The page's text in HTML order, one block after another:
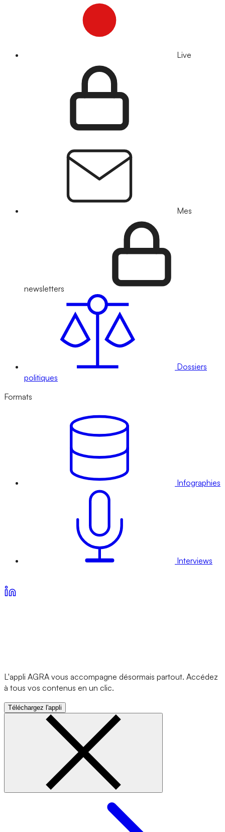
Live
Mes
newsletters
Dossiers
politiques
Formats
Infographies
Interviews
L'appli AGRA vous accompagne désormais partout. Accédez
à tous vos contenus en un clic.
Téléchargez l'appli